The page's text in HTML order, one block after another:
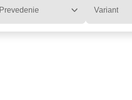
Prevedenie Variant